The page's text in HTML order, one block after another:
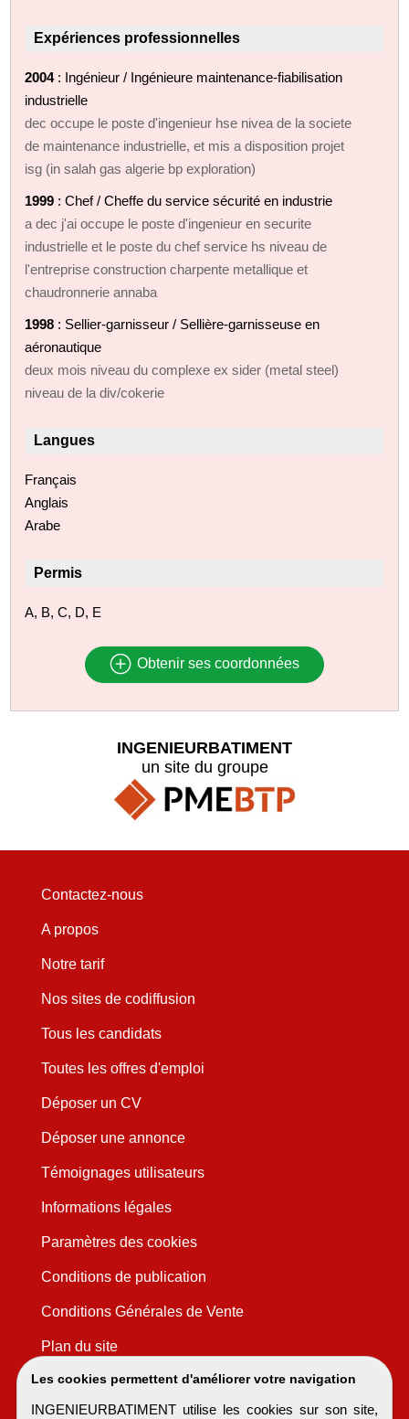
Expériences professionnelles
2004: Ingénieur / Ingénieure maintenance-fiabilisation
industrielle
dec occupe le poste d'ingenieur hse nivea de la societe
de maintenance industrielle, et mis a disposition projet
isg (in salah gas algerie bp exploration)
1999 : Chef / Cheffe du service sécurité en industrie
a dec j'ai occupe le poste d'ingenieur en securite
industrielle et le poste du chef service hs niveau de
l'entreprise construction charpente metallique et
chaudronnerie annaba
1998 : Sellier-garnisseur / Sellière-garnisseuse en
aéronautique
deux mois niveau du complexe ex sider (metal steel)
niveau de la div/cokerie
Langues
Français
Anglais
Arabe
Permis
A, B, C, D, E
Obtenir ses coordonnées
Les cookies permettent d'améliorer votre navigation
INGENIEURBATIMENT utilise les cookies sur son site,
INGENIEURBATIMENT
un site du groupe
Contactez-nous
A propos
Notre tarif
Nos sites de codiffusion
Tous les candidats
Toutes les offres d'emploi
Déposer un CV
Déposer une annonce
Témoignages utilisateurs
Informations légales
Paramètres des cookies
Conditions de publication
Conditions Générales de Vente
Plan du site